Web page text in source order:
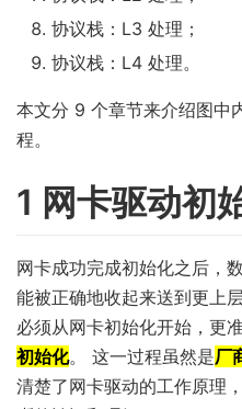
协议栈：L3 处理；
协议栈：L4 处理。
本文分 9 个章节来介绍图中
程。
1 网卡驱动初
网卡成功完成初始化之后，
能被正确地收起来送到更上
必须从网卡初始化开始，更
初始化。 这一过程虽然是厂
清楚了网卡驱动的工作原理